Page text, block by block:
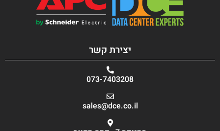
יצירת קשר
073-7403208
sales@dce.co.il